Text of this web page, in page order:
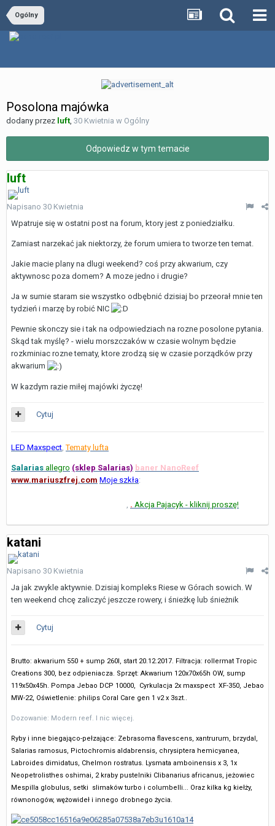
Ogólny
Posolona majówka
dodany przez luft 30 Kwietnia w Ogólny
Odpowiedz w tym temacie
luft
Napisano 30 Kwietnia
Wpatruje się w ostatni post na forum, ktory jest z poniedziałku.
Zamiast narzekać jak niektorzy, że forum umiera to tworze ten temat.
Jakie macie plany na dlugi weekend? coś przy akwarium, czy
aktywnosc poza domem? A moze jedno i drugie?
Ja w sumie staram sie wszystko odbębnić dzisiaj bo przeorał mnie ten
tydzień i marzę by robić NIC
Pewnie skonczy sie i tak na odpowiedziach na rozne posolone pytania.
Skąd tak myślę? - wielu morszczaków w czasie wolnym będzie
rozkminiac rozne tematy, ktore zrodzą się w czasie porządków przy
akwarium
W kazdym razie miłej majówki życzę!
Cytuj
LED Maxspect ,Tematy lufta
Salarias allegro (sklep Salarias) baner NanoReef
www.mariuszfrej.com Moje szkła:
. Akcja Pajacyk - kliknij proszę!
katani
Napisano 30 Kwietnia
Ja jak zwykle aktywnie. Dzisiaj kompleks Riese w Górach sowich. W
ten weekend chcę zaliczyć jeszcze rowery, i śnieżkę lub śnieżnik
Cytuj
Brutto: akwarium 550 + sump 260l, start 20.12.2017. Filtracja: rollermat Tropic
Creations 300, bez odpieniacza. Sprzęt: Akwarium 120x70x65h OW, sump
119x50x45h. Pompa Jebao DCP 10000, Cyrkulacja 2x maxspect XF-350, Jebao
MW-22, Oświetlenie: philips Coral Care gen 1 v2 x 3szt..
Dozowanie: Modern reef. I nic więcej.
Ryby i inne biegająco-pełzające: Zebrasoma flavescens, xantrurum, brzydal,
Salarias ramosus, Pictochromis aldabrensis, chrysiptera hemicyanea,
Labroides dimidatus, Chelmon rostratus. Lysmata amboinensis x 3, 1x
Neopetrolisthes oshimai, 2 kraby pustelniki Clibanarius africanus, jeżowiec
Mespilla globulus, setki slimaków turbo i columbelli... Oraz kilka kg kiełży,
równonogów, wężowideł i innego drobnego życia.